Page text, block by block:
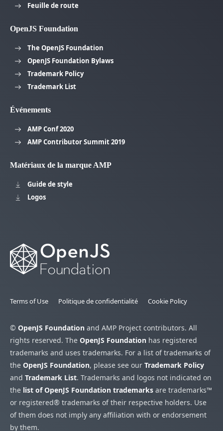
Feuille de route
OpenJS Foundation
The OpenJS Foundation
OpenJS Foundation Bylaws
Trademark Policy
Trademark List
Événements
AMP Conf 2020
AMP Contributor Summit 2019
Matériaux de la marque AMP
Guide de style
Logos
Terms of Use Politique de confidentialité Cookie Policy
© OpenJS Foundation and AMP Project contributors. All
rights reserved. The OpenJS Foundation has registered
trademarks and uses trademarks. For a list of trademarks of
the OpenJS Foundation, please see our Trademark Policy
and Trademark List. Trademarks and logos not indicated on
the list of OpenJS Foundation trademarks are trademarks™
or registered® trademarks of their respective holders. Use
of them does not imply any affiliation with or endorsement
by them.